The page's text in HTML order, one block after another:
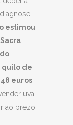
estimou
quilo de
euros
uva
ao prezo